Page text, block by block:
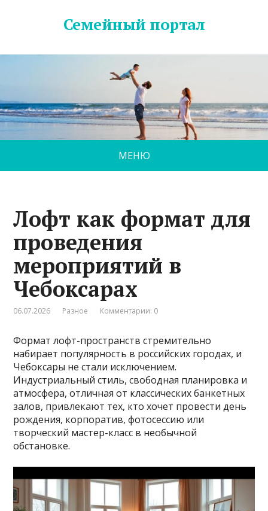
Семейный портал
МЕНЮ
Лофт как формат для
проведения
мероприятий в
Чебоксарах
06.07.2026 Разное Комментарии: 0
Формат лофт-пространств стремительно
набирает популярность в российских городах, и
Чебоксары не стали исключением.
Индустриальный стиль, свободная планировка и
атмосфера, отличная от классических банкетных
залов, привлекают тех, кто хочет провести день
рождения, корпоратив, фотосессию или
творческий мастер-класс в необычной
обстановке.